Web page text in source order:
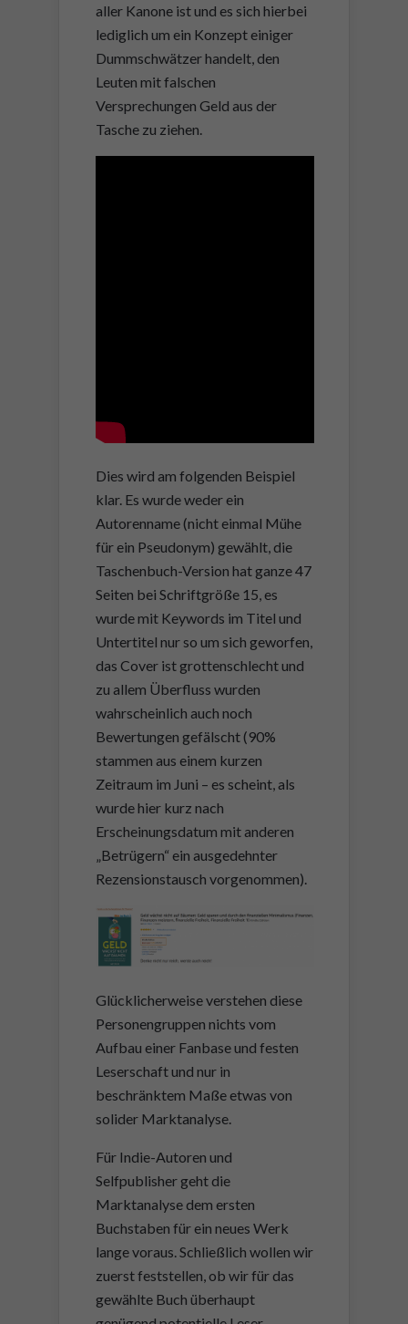
aller Kanone ist und es sich hierbei
lediglich um ein Konzept einiger
Dummschwätzer handelt, den
Leuten mit falschen
Versprechungen Geld aus der
Tasche zu ziehen.
Dies wird am folgenden Beispiel
klar. Es wurde weder ein
Autorenname (nicht einmal Mühe
für ein Pseudonym) gewählt, die
Taschenbuch-Version hat ganze 47
Seiten bei Schriftgröße 15, es
wurde mit Keywords im Titel und
Untertitel nur so um sich geworfen,
das Cover ist grottenschlecht und
zu allem Überfluss wurden
wahrscheinlich auch noch
Bewertungen gefälscht (90%
stammen aus einem kurzen
Zeitraum im Juni – es scheint, als
wurde hier kurz nach
Erscheinungsdatum mit anderen
„Betrügern“ ein ausgedehnter
Rezensionstausch vorgenommen).
Glücklicherweise verstehen diese
Personengruppen nichts vom
Aufbau einer Fanbase und festen
Leserschaft und nur in
beschränktem Maße etwas von
solider Marktanalyse.
Für Indie-Autoren und
Selfpublisher geht die
Marktanalyse dem ersten
Buchstaben für ein neues Werk
lange voraus. Schließlich wollen wir
zuerst feststellen, ob wir für das
gewählte Buch überhaupt